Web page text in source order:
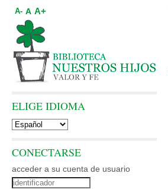
A- A A+
ELIGE IDIOMA
CONECTARSE
acceder a su cuenta de usuario